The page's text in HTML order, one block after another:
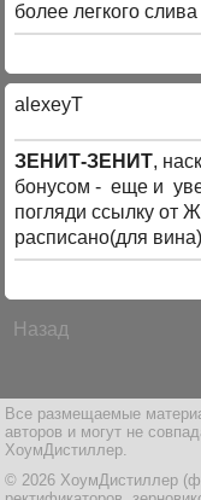
более легкого
alexeyT
ЗЕНИТ-ЗЕНИТ,
бонусом - еще и
погляди ссылку от
расписано(для вина)
Назад
Все размещаемые
авторов и могут не
ХоумДистиллер.
© 2026 ХоумДистиллер